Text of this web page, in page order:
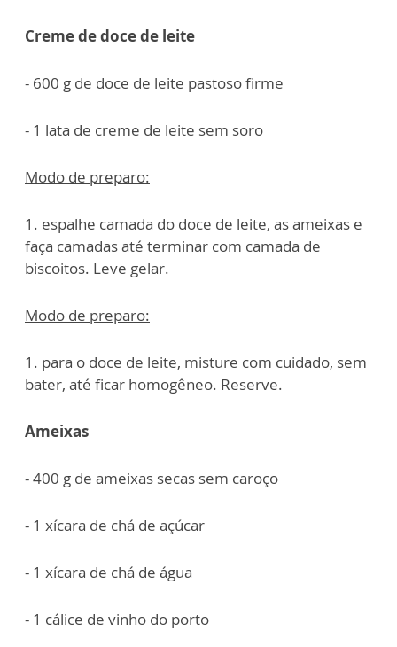
Creme de doce de leite
- 600 g de doce de leite pastoso firme
- 1 lata de creme de leite sem soro
Modo de preparo:
1. espalhe camada do doce de leite, as ameixas e
faça camadas até terminar com camada de
biscoitos. Leve gelar.
Modo de preparo:
1. para o doce de leite, misture com cuidado, sem
bater, até ficar homogêneo. Reserve.
Ameixas
- 400 g de ameixas secas sem caroço
- 1 xícara de chá de açúcar
- 1 xícara de chá de água
- 1 cálice de vinho do porto